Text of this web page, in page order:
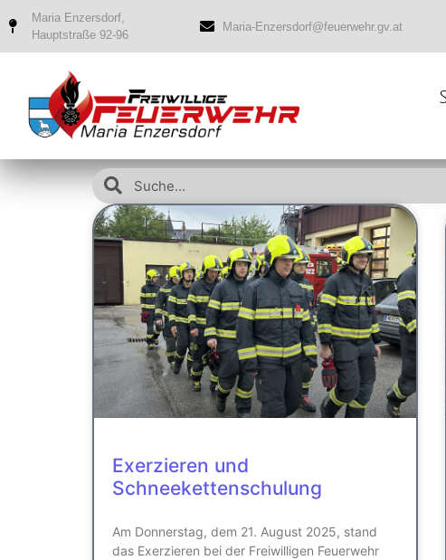
Maria Enzersdorf,
Hauptstraße 92-96
Maria-Enzersdorf@feuerwehr.gv.at
Exerzieren und
Schneekettenschulung
Am Donnerstag, dem 21. August 2025, stand
das Exerzieren bei der Freiwilligen Feuerwehr